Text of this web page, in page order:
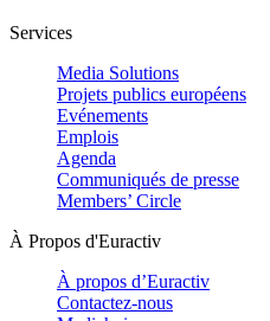
Services
Media Solutions
Projets publics européens
Evénements
Emplois
Agenda
Communiqués de presse
Members’ Circle
À Propos d'Euractiv
À propos d’Euractiv
Contactez-nous